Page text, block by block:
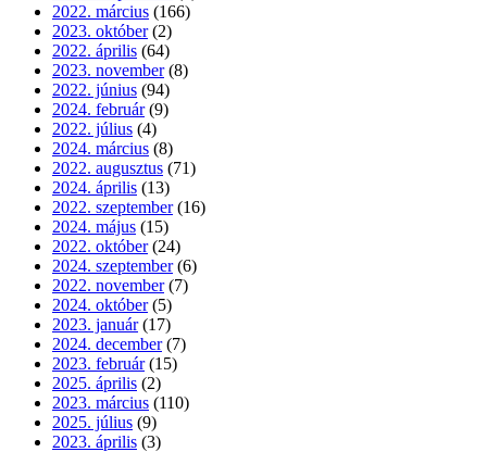
2022. március (166)
2023. október (2)
2022. április (64)
2023. november (8)
2022. június (94)
2024. február (9)
2022. július (4)
2024. március (8)
2022. augusztus (71)
2024. április (13)
2022. szeptember (16)
2024. május (15)
2022. október (24)
2024. szeptember (6)
2022. november (7)
2024. október (5)
2023. január (17)
2024. december (7)
2023. február (15)
2025. április (2)
2023. március (110)
2025. július (9)
2023. április (3)